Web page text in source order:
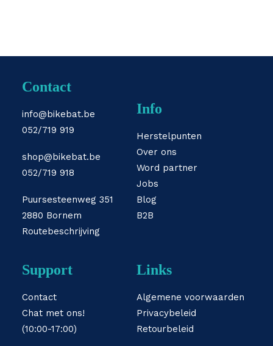
Contact
info@bikebat.be
052/719 919
shop@bikebat.be
052/719 918
Puursesteenweg 351
2880 Bornem
Routebeschrijving
Info
Herstelpunten
Over ons
Word partner
Jobs
Blog
B2B
Support
Contact
Chat met ons!
(10:00-17:00)
Links
Algemene voorwaarden
Privacybeleid
Retourbeleid